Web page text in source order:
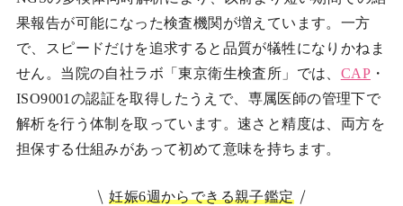
果報告が可能になった検査機関が増えています。一方
で、スピードだけを追求すると品質が犠牲になりかねま
せん。当院の自社ラボ「東京衛生検査所」では、 CAP・
ISO9001の認証を取得したうえで、専属医師の管理下で
解析を行う体制を取っています。速さと精度は、両方を
担保する仕組みがあって初めて意味を持ちます。
妊娠6週からできる親子鑑定